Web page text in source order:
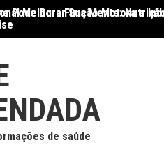
Pode Curar Sua Mente:
Melhora Função Motora e
de saúde